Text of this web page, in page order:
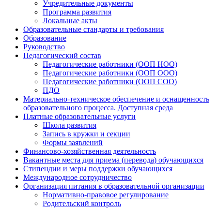
Учредительные документы
Программа развития
Локальные акты
Образовательные стандарты и требования
Образование
Руководство
Педагогический состав
Педагогические работники (ООП НОО)
Педагогические работники (ООП ООО)
Педагогические работники (ООП СОО)
ПДО
Материально-техническое обеспечение и оснащенность
образовательного процесса. Доступная среда
Платные образовательные услуги
Школа развития
Запись в кружки и секции
Формы заявлений
Финансово-хозяйственная деятельность
Вакантные места для приема (перевода) обучающихся
Стипендии и меры поддержки обучающихся
Международное сотрудничество
Организация питания в образовательной организации
Нормативно-правовое регулирование
Родительский контроль